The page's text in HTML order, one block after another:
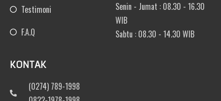
Testimoni
F.A.Q
Senin - Jumat : 08.30 - 16.30
WIB
Sabtu : 08.30 - 14.30 WIB
KONTAK
(0274) 789-1998